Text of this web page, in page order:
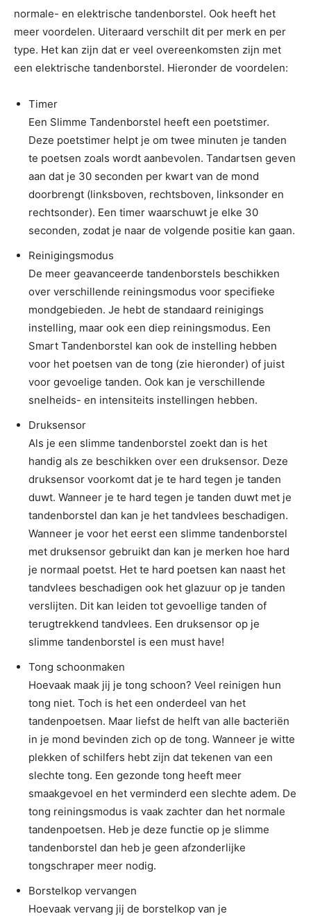
normale- en elektrische tandenborstel. Ook heeft het
meer voordelen. Uiteraard verschilt dit per merk en per
type. Het kan zijn dat er veel overeenkomsten zijn met
een elektrische tandenborstel. Hieronder de voordelen:
Timer
Een Slimme Tandenborstel heeft een poetstimer.
Deze poetstimer helpt je om twee minuten je tanden
te poetsen zoals wordt aanbevolen. Tandartsen geven
aan dat je 30 seconden per kwart van de mond
doorbrengt (linksboven, rechtsboven, linksonder en
rechtsonder). Een timer waarschuwt je elke 30
seconden, zodat je naar de volgende positie kan gaan.
Reinigingsmodus
De meer geavanceerde tandenborstels beschikken
over verschillende reiningsmodus voor specifieke
mondgebieden. Je hebt de standaard reinigings
instelling, maar ook een diep reiningsmodus. Een
Smart Tandenborstel kan ook de instelling hebben
voor het poetsen van de tong (zie hieronder) of juist
voor gevoelige tanden. Ook kan je verschillende
snelheids- en intensiteits instellingen hebben.
Druksensor
Als je een slimme tandenborstel zoekt dan is het
handig als ze beschikken over een druksensor. Deze
druksensor voorkomt dat je te hard tegen je tanden
duwt. Wanneer je te hard tegen je tanden duwt met je
tandenborstel dan kan je het tandvlees beschadigen.
Wanneer je voor het eerst een slimme tandenborstel
met druksensor gebruikt dan kan je merken hoe hard
je normaal poetst. Het te hard poetsen kan naast het
tandvlees beschadigen ook het glazuur op je tanden
verslijten. Dit kan leiden tot gevoellige tanden of
terugtrekkend tandvlees. Een druksensor op je
slimme tandenborstel is een must have!
Tong schoonmaken
Hoevaak maak jij je tong schoon? Veel reinigen hun
tong niet. Toch is het een onderdeel van het
tandenpoetsen. Maar liefst de helft van alle bacteriën
in je mond bevinden zich op de tong. Wanneer je witte
plekken of schilfers hebt zijn dat tekenen van een
slechte tong. Een gezonde tong heeft meer
smaakgevoel en het verminderd een slechte adem. De
tong reiningsmodus is vaak zachter dan het normale
tandenpoetsen. Heb je deze functie op je slimme
tandenborstel dan heb je geen afzonderlijke
tongschraper meer nodig.
Borstelkop vervangen
Hoevaak vervang jij de borstelkop van je